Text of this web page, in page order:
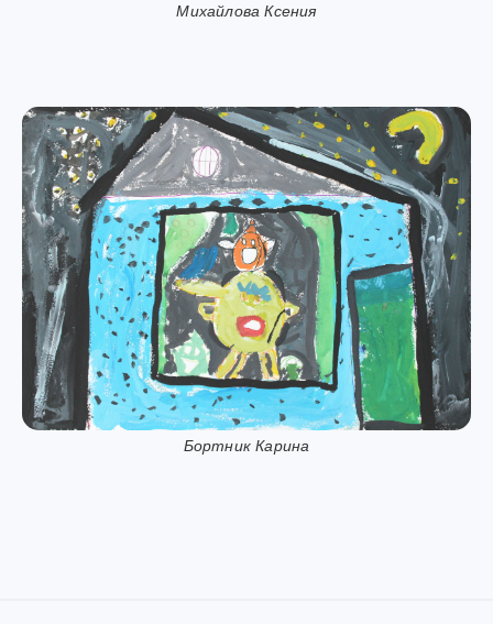
Михайлова Ксения
Бортник Карина